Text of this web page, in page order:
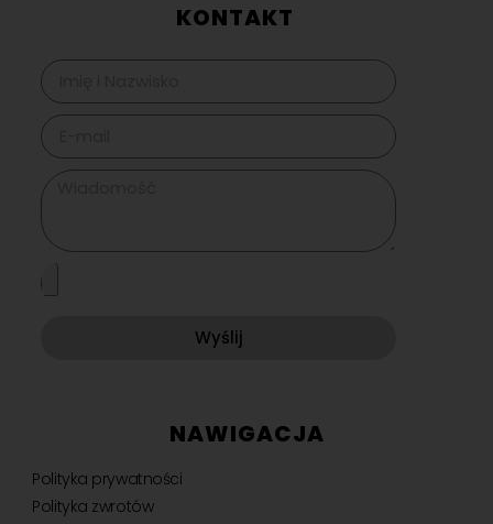
KONTAKT
Wyślij
NAWIGACJA
Polityka prywatności
Polityka zwrotów